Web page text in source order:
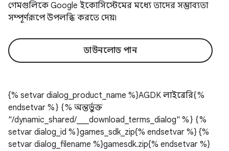
গেমগুলিকে Google ইকোসিস্টেমের মধ্যে তাদের সম্ভাব্যতা
সম্পূর্ণরূপে উপলব্ধি করতে দেয়৷
ডাউনলোড পান
{% setvar dialog_product_name %}AGDK লাইব্রেরি{%
endsetvar %} {% অন্তর্ভুক্ত
"/dynamic_shared/___download_terms_dialog" %} {%
setvar dialog_id %}games_sdk_zip{% endsetvar %} {%
setvar dialog_filename %}gamesdk.zip{% endsetvar %}